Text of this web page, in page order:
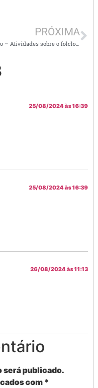
PRÓXIMA
4º ano – Atividades sobre o folclore brasileiro
25/08/2024 às 16:39
25/08/2024 às 16:39
26/08/2024 às 11:13
será publicado.
com *